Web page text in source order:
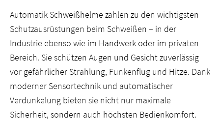
Automatik Schweißhelme zählen zu den wichtigsten
Schutzausrüstungen beim Schweißen – in der
Industrie ebenso wie im Handwerk oder im privaten
Bereich. Sie schützen Augen und Gesicht zuverlässig
vor gefährlicher Strahlung, Funkenflug und Hitze. Dank
moderner Sensortechnik und automatischer
Verdunkelung bieten sie nicht nur maximale
Sicherheit, sondern auch höchsten Bedienkomfort.